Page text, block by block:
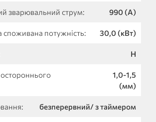
зварювальний струм: 990 (А)
потужність: 30,0 (кВт)
Н
1,0-1,5
(мм)
безперервний/ з таймером